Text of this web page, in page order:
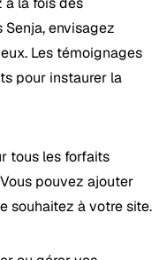
envisagez
Les témoignages
pour instaurer la
tous les forfaits
pouvez ajouter
souhaitez à votre site.